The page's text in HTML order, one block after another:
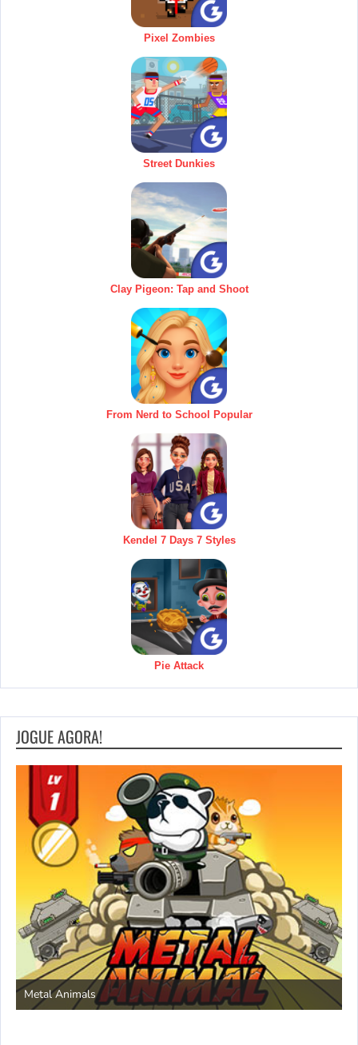
Pixel Zombies
Street Dunkies
Clay Pigeon: Tap and Shoot
From Nerd to School Popular
Kendel 7 Days 7 Styles
Pie Attack
JOGUE AGORA!
Metal Animals